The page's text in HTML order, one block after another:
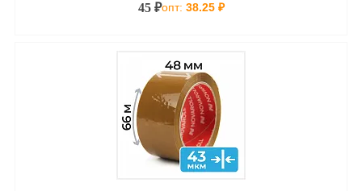
45 ₽опт: 38.25 ₽